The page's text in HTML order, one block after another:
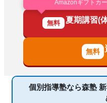
塾の特徴
成績保
能、季
科目
国語、
数、数
学、社
政治経
ラミン
Amazonギフトカ
無料 夏期講習(
個別指導塾なら森塾